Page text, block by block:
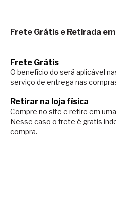
Frete Grátis e Retirada
Frete Grátis
O benefício do será aplicável
serviço de entrega nas
Retirar na loja física
Compre no site e retire em
Nesse caso o frete é gratis
compra.